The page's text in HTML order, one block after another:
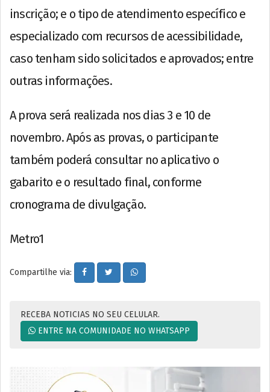
inscrição; e o tipo de atendimento específico e
especializado com recursos de acessibilidade,
caso tenham sido solicitados e aprovados; entre
outras informações.
A prova será realizada nos dias 3 e 10 de
novembro. Após as provas, o participante
também poderá consultar no aplicativo o
gabarito e o resultado final, conforme
cronograma de divulgação.
Metro1
Compartilhe via:
RECEBA NOTICIAS NO SEU CELULAR.
ENTRE NA COMUNIDADE NO WHATSAPP